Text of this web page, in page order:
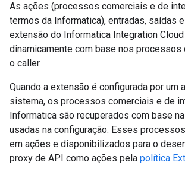
As ações (processos comerciais e de
termos da Informatica), entradas, saídas
extensão do Informatica Integration
dinamicamente com base nos
o caller.
Quando a extensão é configurada por um
sistema, os processos comerciais e de
Informatica são recuperados com base
usadas na configuração. Esses
em ações e disponibilizados para o
proxy de API como ações pela política